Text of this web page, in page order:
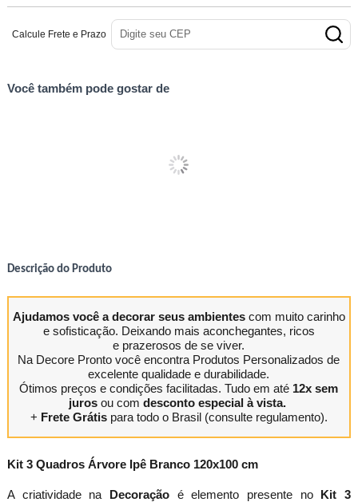
Calcule Frete e Prazo
Você também pode gostar de
Descrição do Produto
Ajudamos você a decorar seus ambientescom muito carinho
e sofisticação. Deixando mais aconchegantes, ricos
e prazerosos de se viver.
Na Decore Pronto você encontra Produtos Personalizados de
excelente qualidade e durabilidade.
Ótimos preços e condições facilitadas. Tudo em até 12x sem
jurosou com desconto especial à vista.
+ Frete Grátispara todo o Brasil (consulte regulamento).
Kit 3 Quadros Árvore Ipê Branco 120x100 cm
A criatividade na Decoraçãoé elemento presente no Kit 3